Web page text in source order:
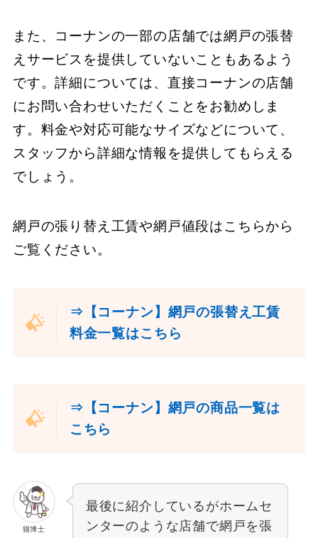
また、コーナンの一部の店舗では網戸の張替
えサービスを提供していないこともあるよう
です。詳細については、直接コーナンの店舗
にお問い合わせいただくことをお勧めしま
す。料金や対応可能なサイズなどについて、
スタッフから詳細な情報を提供してもらえる
でしょう。
網戸の張り替え工賃や網戸値段はこちらから
ご覧ください。
⇒【コーナン】網戸の張替え工賃
料金一覧はこちら
⇒【コーナン】網戸の商品一覧は
こちら
猫博士
最後に紹介しているがホームセ
ンターのような店舗で網戸を張